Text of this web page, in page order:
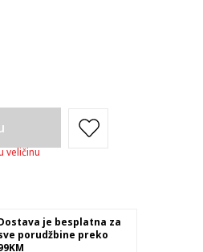
veličinu
je besplatna za
porudžbine preko